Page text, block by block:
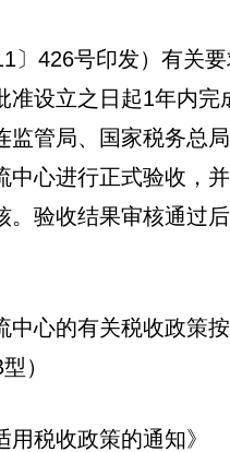
〕426号印发）有关
准设立之日起1年内
监管局、国家税务总
中心进行正式验收，
。验收结果审核通过
中心的有关税收政策
）
税收政策的通知》